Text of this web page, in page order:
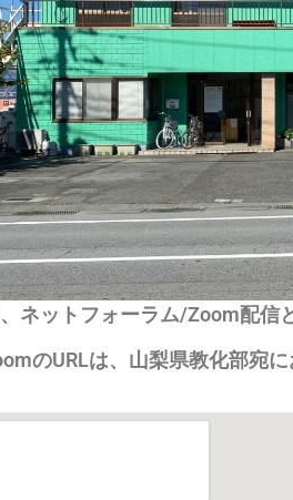
ネットフォーラム/Zoom配信
のURLは、山梨県教化部宛に